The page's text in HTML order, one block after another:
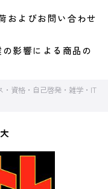
よびお問い合わせ
影響による商品の
・資格・自己啓発・雑学・IT